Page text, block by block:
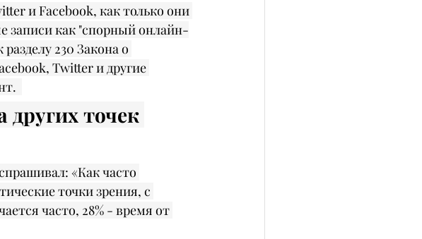
и Facebook, как только они
записи как "спорный онлайн-
230 Закона о
Twitter и другие
других точек
«Как часто
точки зрения, с
часто, 28% - время от